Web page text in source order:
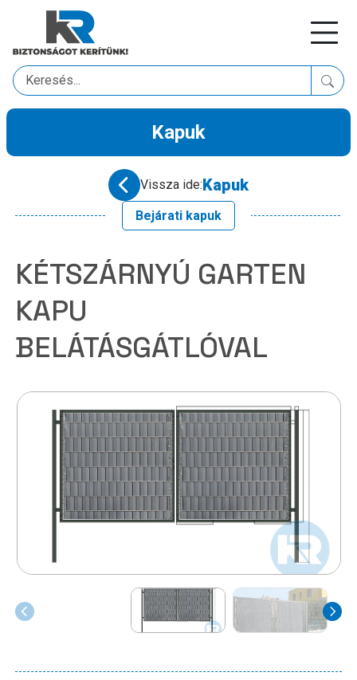
Kapuk
Vissza ide:Kapuk
Bejárati kapuk
KÉTSZÁRNYÚ GARTEN
KAPU
BELÁTÁSGÁTLÓVAL